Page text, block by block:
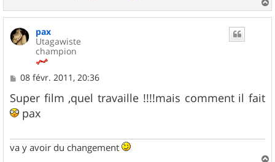
a
u
pax
Utagawiste
champion
M
s
s
a
08 févr. 2011, 20:36
Super film ,quel travaille !!!!mais comment il fait
pax
va y avoir du changement